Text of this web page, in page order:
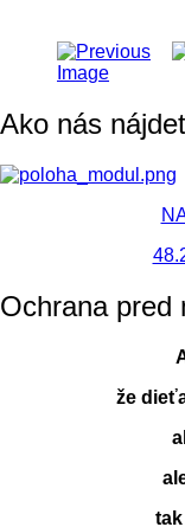
Ako nás
Ochrana pred
že